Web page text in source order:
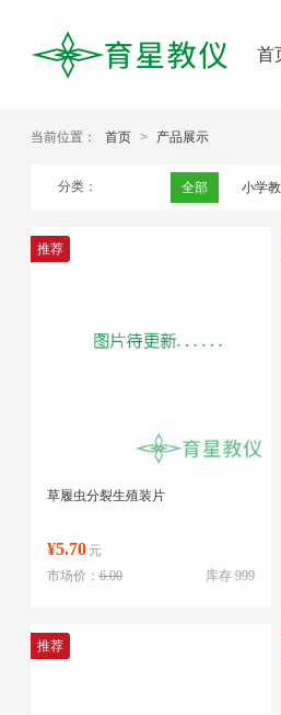
首
当前位置： 首页 > 产品展示
分类： 全部 小学
推荐
草履虫分裂生殖装片
¥5.70 元
库存 999
市场价：6.00
推荐